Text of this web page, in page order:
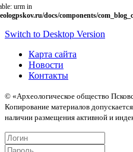
urm in
docs/components/
Switch to Desktop Version
Карта сайта
Новости
Контакты
© «Археологическое общество
Копирование материалов
наличии размещения активной и